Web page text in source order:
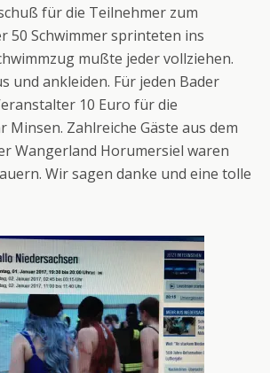
für die Teilnehmer zum
50 Schwimmer sprinteten ins
mußte jeder vollziehen.
und ankleiden. Für jeden Bader
10 Euro für die
Minsen. Zahlreiche Gäste aus dem
Wangerland Horumersiel waren
Wir sagen danke und eine tolle